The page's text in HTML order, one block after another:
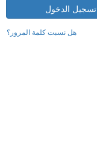
تسجيل الدخول
هل نسبت كلمة المرور؟